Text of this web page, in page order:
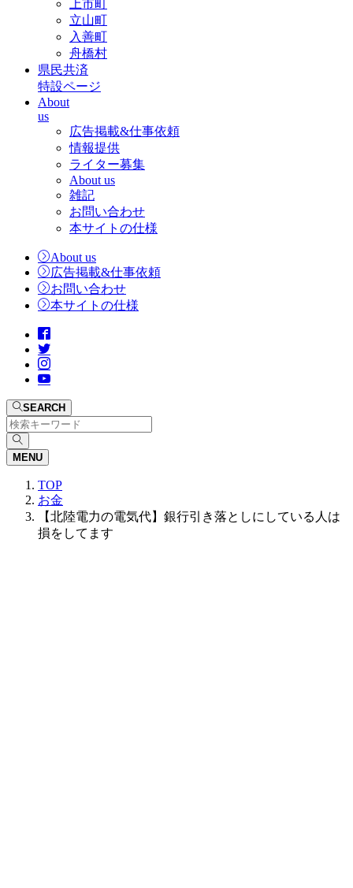
上市町
立山町
入善町
舟橋村
県民共済
特設ページ
About
us
広告掲載&仕事依頼
情報提供
ライター募集
About us
雑記
お問い合わせ
本サイトの仕様
About us
広告掲載&仕事依頼
お問い合わせ
本サイトの仕様
SEARCH
MENU
TOP
お金
【北陸電力の電気代】銀行引き落としにしている人は
損をしてます